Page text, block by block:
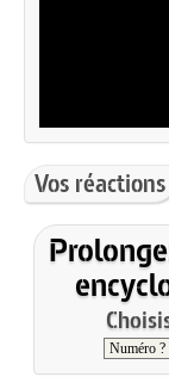
Vos réactions